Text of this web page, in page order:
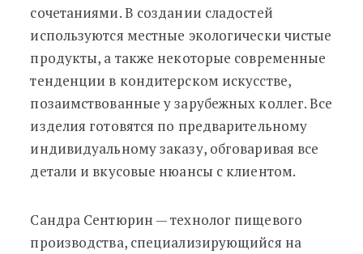
сочетаниями. В создании сладостей
используются местные экологически чистые
продукты, а также некоторые современные
тенденции в кондитерском искусстве,
позаимствованные у зарубежных коллег. Все
изделия готовятся по предварительному
индивидуальному заказу, обговаривая все
детали и вкусовые нюансы с клиентом.
Сандра Сентюрин — технолог пищевого
производства, специализирующийся на